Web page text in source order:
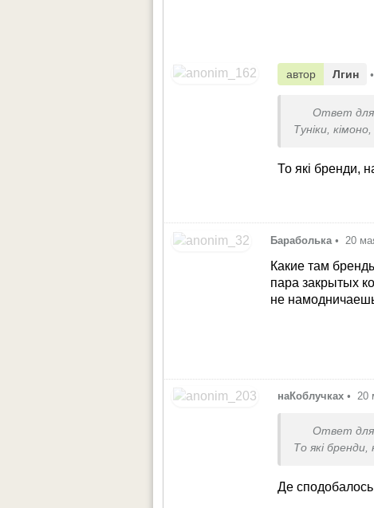
автор Лгин •
Ответ для
Туніки,
То які бренди,
Бараболька • 20
Какие там
пара закрытых
не
наКоблучках • 20
Ответ для
То які
Де